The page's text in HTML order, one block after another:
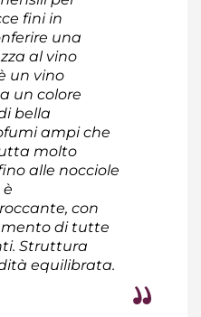
fini in
una
al vino
un vino
un colore
bella
ampi che
molto
alle nocciole
con
di tutte
Struttura
equilibrata.